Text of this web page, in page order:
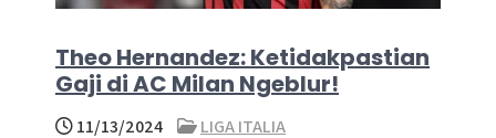
Theo Hernandez: Ketidakpastian
Gaji di AC Milan Ngeblur!
11/13/2024
LIGA ITALIA